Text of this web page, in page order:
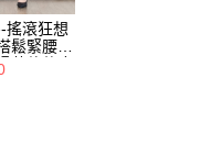
服務完成之
給付款項請
搖滾狂想
鬆緊腰頭
薄款仿皮
6L)-R179